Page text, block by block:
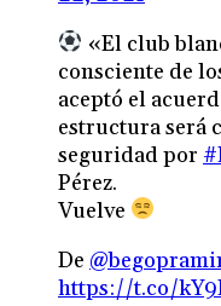
«El club
consciente de
aceptó el
estructura será
seguridad por
Pérez.
Vuelve
De
https://t.co/